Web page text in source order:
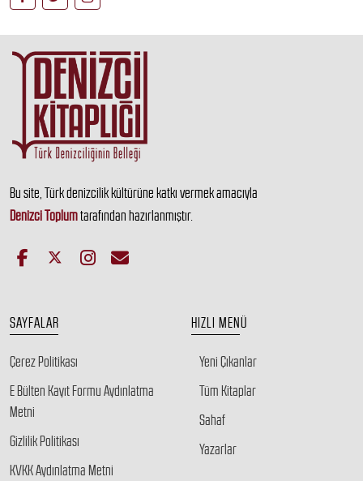
Bu site, Türk denizcilik kültürüne katkı vermek amacıyla
Denizci Toplumtarafından hazırlanmıştır.
SAYFALAR
Çerez Politikası
E Bülten Kayıt Formu Aydınlatma
Metni
Gizlilik Politikası
KVKK Aydınlatma Metni
HIZLI MENÜ
Yeni Çıkanlar
Tüm Kitaplar
Sahaf
Yazarlar